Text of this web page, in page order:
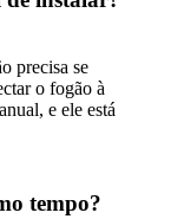
precisa se
o fogão à
e ele está
tempo?